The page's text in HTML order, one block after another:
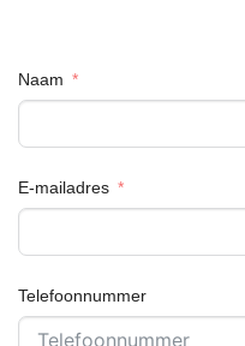
Naam
E-mailadres
Telefoonnummer